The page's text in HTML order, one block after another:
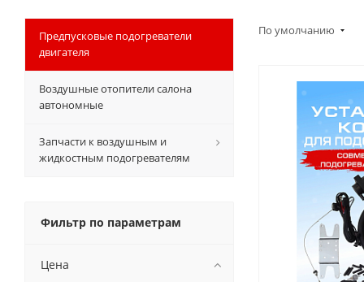
По умолчанию
Предпусковые подогреватели
двигателя
Воздушные отопители салона
автономные
Запчасти к воздушным и
жидкостным подогревателям
Фильтр по параметрам
Цена